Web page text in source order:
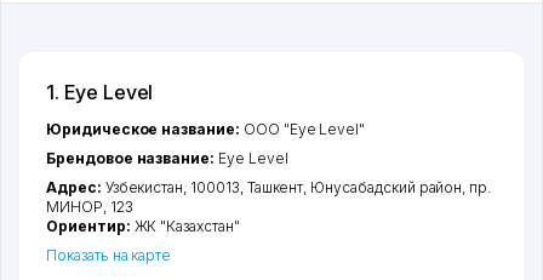
1. Eye Level
Юридическое название: ООО "Eye Level"
Брендовое название: Eye Level
Адрес: Узбекистан, 100013, Ташкент, Юнусабадский район, пр.
МИНОР, 123
Ориентир: ЖК "Казахстан"
Показать на карте